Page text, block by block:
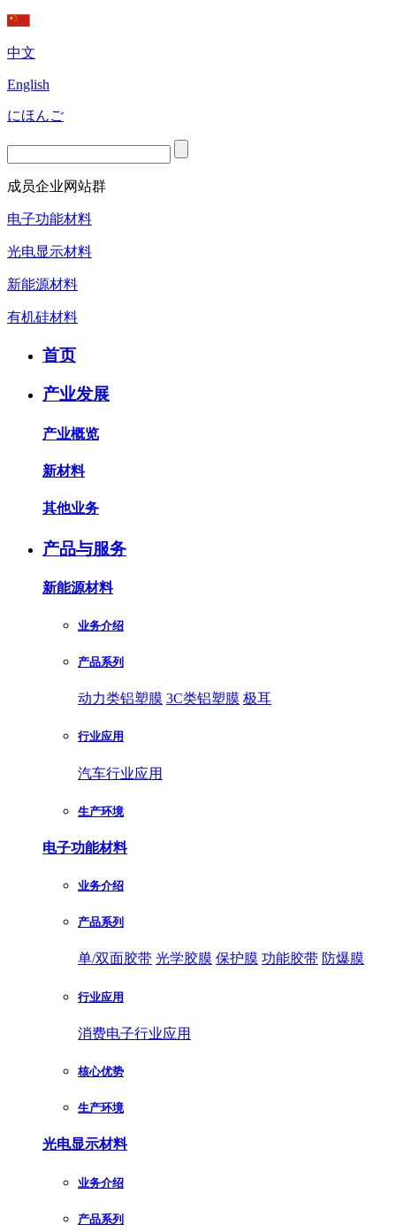
中文
English
にほんご
成员企业网站群
电子功能材料
光电显示材料
新能源材料
有机硅材料
首页
产业发展
产业概览
新材料
其他业务
产品与服务
新能源材料
业务介绍
产品系列
动力类铝塑膜 3C类铝塑膜 极耳
行业应用
汽车行业应用
生产环境
电子功能材料
业务介绍
产品系列
单/双面胶带 光学胶膜 保护膜 功能胶带 防爆膜
行业应用
消费电子行业应用
核心优势
生产环境
光电显示材料
业务介绍
产品系列